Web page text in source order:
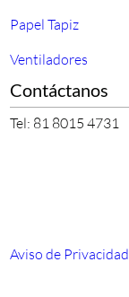
Papel Tapiz
Ventiladores
Contáctanos
Tel: 81 8015 4731
Aviso de Privacidad